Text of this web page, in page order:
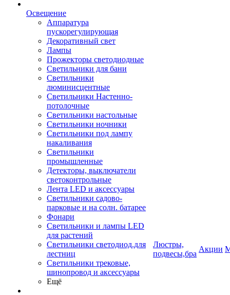
Освещение
Аппаратура
пускорегулирующая
Декоративный свет
Лампы
Прожекторы светодиодные
Светильники для бани
Светильники
люминисцентные
Светильники Настенно-
потолочные
Светильники настольные
Светильники ночники
Светильники под лампу
накаливания
Светильники
промышленные
Детекторы, выключатели
светоконтрольные
Лента LED и аксессуары
Светильники садово-
парковые и на солн. батарее
Фонари
Светильники и лампы LED
для растений
Светильники светодиод.для
лестниц
Светильники трековые,
шинопровод и аксессуары
Ещё
Люстры,
подвесы,бра
Акции